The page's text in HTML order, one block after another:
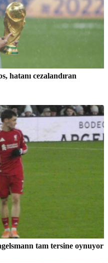
hatanı cezalandıran
tam tersine oynuyor